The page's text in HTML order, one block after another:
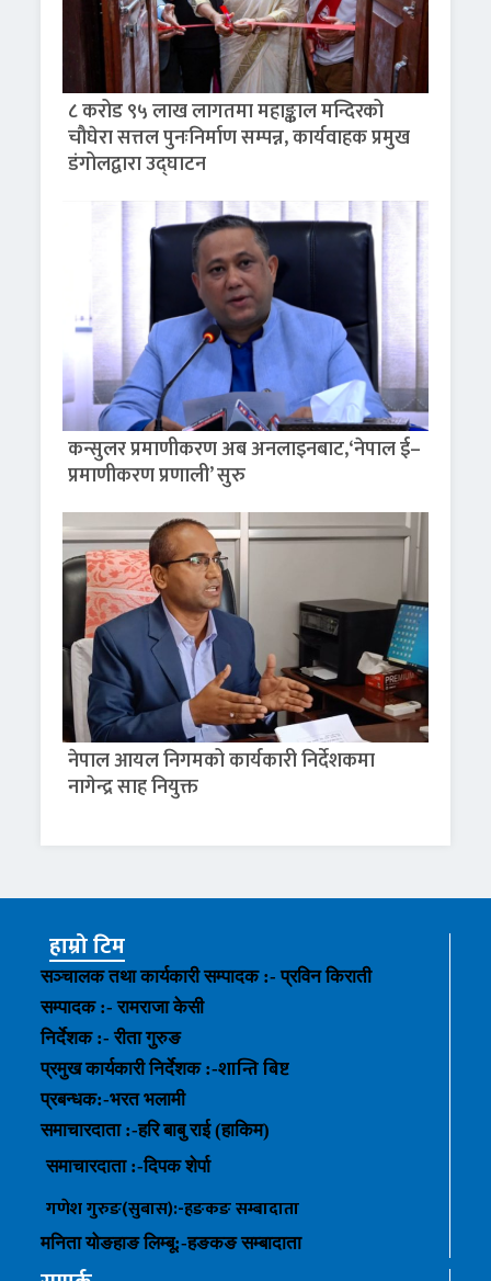
८ करोड ९५ लाख लागतमा महाङ्काल मन्दिरको
चौघेरा सत्तल पुनःनिर्माण सम्पन्न, कार्यवाहक प्रमुख
डंगोलद्वारा उद्घाटन
कन्सुलर प्रमाणीकरण अब अनलाइनबाट,‘नेपाल ई–
प्रमाणीकरण प्रणाली’ सुरु
नेपाल आयल निगमको कार्यकारी निर्देशकमा
नागेन्द्र साह नियुक्त
हाम्रो टिम
सञ्चालक तथा कार्यकारी सम्पादक :- प्रविन किराती
सम्पादक :- रामराजा केसी
निर्देशक :- रीता गुरुङ
प्रमुख कार्यकारी निर्देशक :-शान्ति बिष्ट
प्रबन्धक:-भरत भलामी
समाचारदाता :-हरि बाबु राई (हाकिम)
समाचारदाता :-दिपक शेर्पा
गणेश गुरुङ(सुबास):-हङकङसम्बादाता
मनिता योङहाङलिम्बू:-हङकङ सम्बादाता